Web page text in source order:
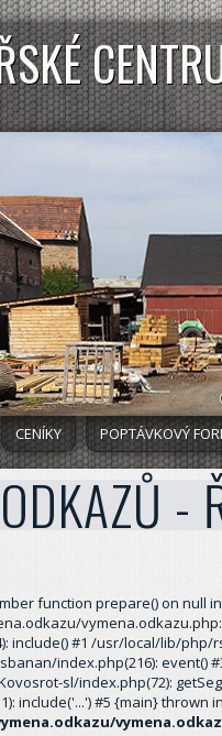
CENÍKY POPTÁVKOVÝ
-
function prepare() on null in
#1 /usr/local/lib/php/
index.php(216): event()
sl/index.php(72):
include('...') #5 {main} thrown